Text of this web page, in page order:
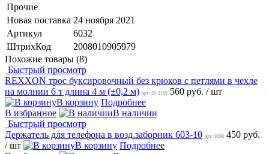
Прочие
Новая поставка 24 ноября 2021
Артикул
6032
ШтрихКод
2008010905979
Похожие товары (8)
Быстрый просмотр
REXXON трос буксировочный без крюков с петлями в чехле
на молнии 6 т длина 4 м (±0,2 м) арт: 20-2169 560 руб. / шт
В корзину Подробнее
В избранное
В наличии
Быстрый просмотр
Держатель для телефона в возд.заборник 603-10 арт: 9198 450 руб.
/ шт
В корзину Подробнее